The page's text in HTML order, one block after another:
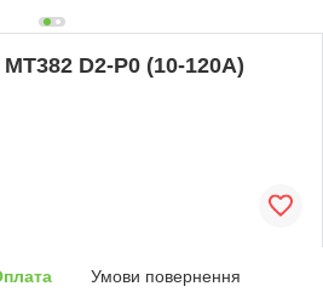
D2-P0 (10-120А)
Умови повернення